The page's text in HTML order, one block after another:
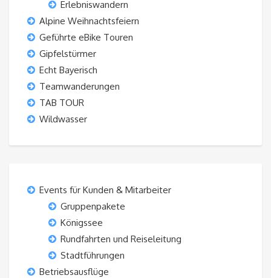
Erlebniswandern
Alpine Weihnachtsfeiern
Geführte eBike Touren
Gipfelstürmer
Echt Bayerisch
Teamwanderungen
TAB TOUR
Wildwasser
Events für Kunden & Mitarbeiter
Gruppenpakete
Königssee
Rundfahrten und Reiseleitung
Stadtführungen
Betriebsausflüge